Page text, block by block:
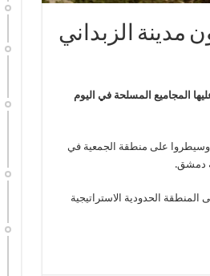
مدينة الزبداني
المجاميع المسلحة في اليوم
وسيطروا على منطقة الجمعية في
الحدودية الاستراتيجية